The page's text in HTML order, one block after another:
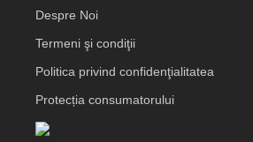
Despre Noi
Termeni şi condiţii
Politica privind confidenţialitatea
Protecția consumatorului